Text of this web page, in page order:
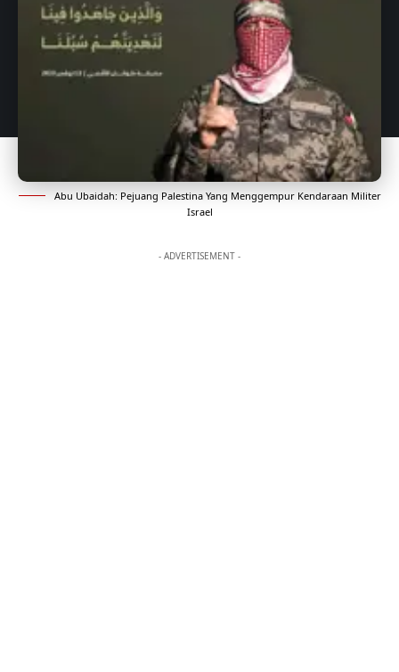
Abu Ubaidah: Pejuang Palestina Yang Menggempur Kendaraan Militer
Israel
- ADVERTISEMENT -